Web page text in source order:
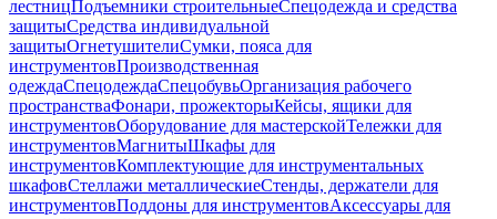
лестницПодъемники строительныеСпецодежда и средства
защитыСредства индивидуальной
защитыОгнетушителиСумки, пояса для
инструментовПроизводственная
одеждаСпецодеждаСпецобувьОрганизация рабочего
пространстваФонари, прожекторыКейсы, ящики для
инструментовОборудование для мастерскойТележки для
инструментовМагнитыШкафы для
инструментовКомплектующие для инструментальных
шкафовСтеллажи металлическиеСтенды, держатели для
инструментовПоддоны для инструментовАксессуары для